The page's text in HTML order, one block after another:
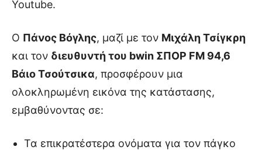
Youtube.
Ο Πάνος Βόγλης, μαζί με τον Μιχάλη Τσίγκρη
και τον διευθυντή του bwin ΣΠΟΡ FM 94,6
Βάιο Τσούτσικα, προσφέρουν μια
ολοκληρωμένη εικόνα της κατάστασης,
εμβαθύνοντας σε:
Τα επικρατέστερα ονόματα για τον πάγκο